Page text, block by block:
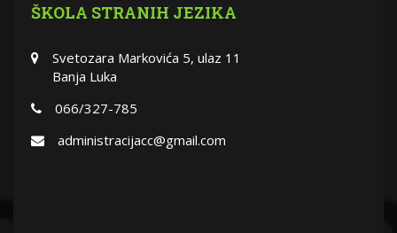
ŠKOLA STRANIH JEZIKA
Svetozara Markovića 5, ulaz 11
Banja Luka
066/327-785
administracijacc@gmail.com